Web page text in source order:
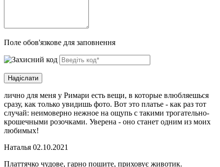
Поле обов'язкове для заповнення
лично для меня у Римари есть вещи, в которые влюбляешься
сразу, как только увидишь фото. Вот это платье - как раз тот
случай: неимоверно нежное на ощупь с такими трогательно-
крошечными розочками. Уверена - оно станет одним из моих
любимых!
Наталья 02.10.2021
Платтячко чудове, гарно пошите, приховує животик.